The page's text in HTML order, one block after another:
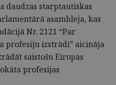
daudzas starptautiskas
asambleja, kas
Nr. 2121 “Par
profesiju izstrādi” aicināja
saistošu Eiropas
profesijas